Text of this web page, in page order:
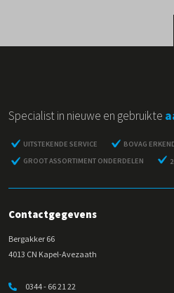
Specialist in nieuwe en gebruikte
UITSTEKENDE SERVICE
BOVAG
GROOT ASSORTIMENT ONDERDELEN
Contactgegevens
Bergakker 66
4013 CN Kapel-Avezaath
0344 - 66 21 22